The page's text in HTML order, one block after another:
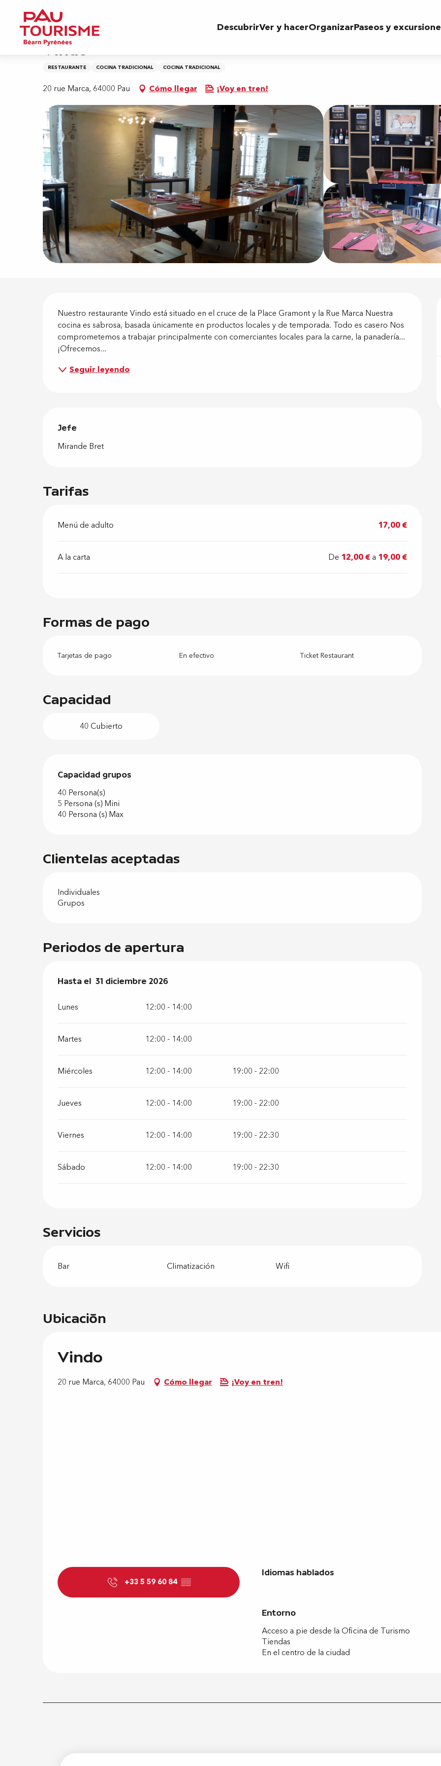
contenu
principal
DescubrirVer y hacerOrganizarPaseos y
Inicio
Vindo
RESTAURANTE COCINA TRADICIONAL COCINA TRADICIONAL
20 rue Marca, 64000 Pau Cómo llegar ¡Voy en tren!
Descripción
Nuestro restaurante Vindo está situado en el cruce de la Place Gramont y la Rue Marca Nuestra
cocina es sabrosa, basada únicamente en productos locales y de temporada. Todo es casero Nos
comprometemos a trabajar principalmente con comerciantes locales para la carne, la panadería...
¡Ofrecemos...
Seguir leyendo
Jefe
Jefe
Mirande Bret
Servicios
Bar Climatización Wifi
Tarifas
Menú de adulto 17,00 €
A la carta De 12,00 €a 19,00 €
Formas de pago
Tarjetas de pago En efectivo Ticket Restaurant
Capacidad
40 Cubierto
Capacidad grupos
Capacidad grupos
40 Persona(s)
5 Persona (s) Mini
40 Persona (s) Max
Clientelas aceptadas
Individuales
Grupos
Periodos de apertura
Del2 enero 2026al31 diciembre 2026
Hasta el 31 diciembre 2026
Lunes 12:00 - 14:00
Martes 12:00 - 14:00
Miércoles 12:00 - 14:00 19:00 - 22:00
Jueves 12:00 - 14:00 19:00 - 22:00
Viernes 12:00 - 14:00 19:00 - 22:30
Sábado 12:00 - 14:00 19:00 - 22:30
Ubicación
Vindo
20 rue Marca, 64000 Pau Cómo llegar ¡Voy en tren!
+33 5 59 60 84 ▒▒
Idiomas hablados
Idiomas hablados
Entorno
Entorno
Acceso a pie desde la Oficina de Turismo
Tiendas
En el centro de la ciudad